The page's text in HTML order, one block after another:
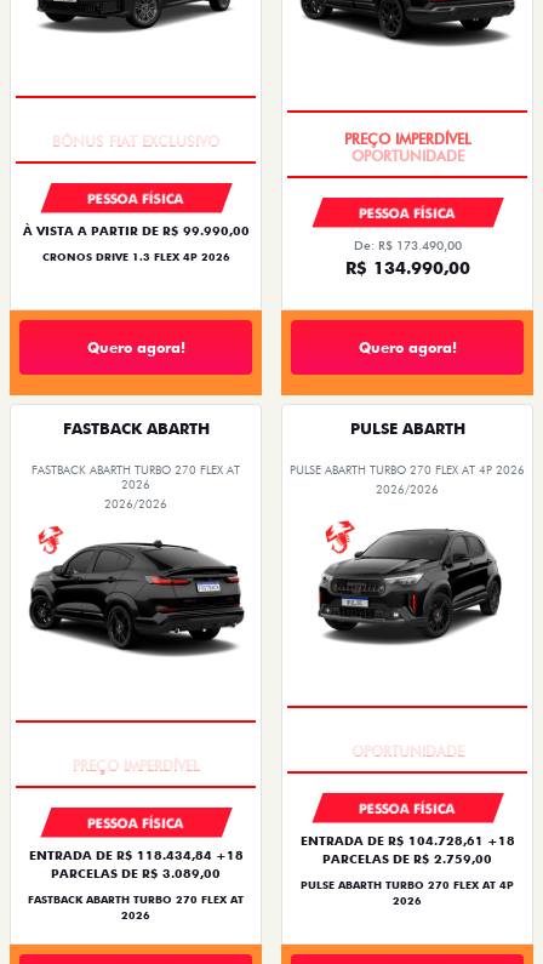
PESSOA FÍSICA
À VISTA A PARTIR DE R$ 99.990,00
CRONOS DRIVE 1.3 FLEX 4P 2026
Quero agora!
PESSOA FÍSICA
De: R$ 173.490,00
R$ 134.990,00
Quero agora!
FASTBACK ABARTH
FASTBACK ABARTH TURBO 270 FLEX AT
2026
2026/2026
PESSOA FÍSICA
ENTRADA DE R$ 118.434,84 +18
PARCELAS DE R$ 3.089,00
FASTBACK ABARTH TURBO 270 FLEX AT
2026
PULSE ABARTH
PULSE ABARTH TURBO 270 FLEX AT 4P 2026
2026/2026
PESSOA FÍSICA
ENTRADA DE R$ 104.728,61 +18
PARCELAS DE R$ 2.759,00
PULSE ABARTH TURBO 270 FLEX AT 4P
2026